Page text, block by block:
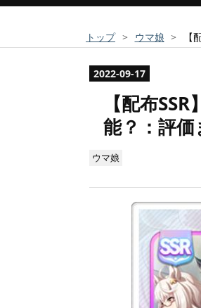
トップ > ウマ娘 > 【
2022-09-17
【配布
能？：評価
ウマ娘